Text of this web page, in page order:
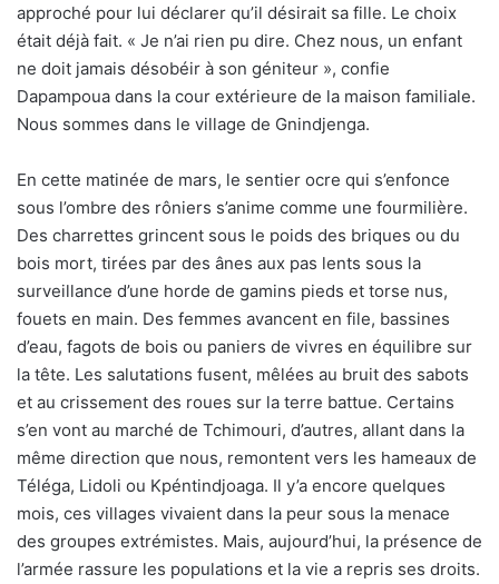
approché pour lui déclarer qu’il désirait sa fille. Le choix
était déjà fait. « Je n’ai rien pu dire. Chez nous, un enfant
ne doit jamais désobéir à son géniteur », confie
Dapampoua dans la cour extérieure de la maison familiale.
Nous sommes dans le village de Gnindjenga.
En cette matinée de mars, le sentier ocre qui s’enfonce
sous l’ombre des rôniers s’anime comme une fourmilière.
Des charrettes grincent sous le poids des briques ou du
bois mort, tirées par des ânes aux pas lents sous la
surveillance d’une horde de gamins pieds et torse nus,
fouets en main. Des femmes avancent en file, bassines
d’eau, fagots de bois ou paniers de vivres en équilibre sur
la tête. Les salutations fusent, mêlées au bruit des sabots
et au crissement des roues sur la terre battue. Certains
s’en vont au marché de Tchimouri, d’autres, allant dans la
même direction que nous, remontent vers les hameaux de
Téléga, Lidoli ou Kpéntindjoaga. Il y’a encore quelques
mois, ces villages vivaient dans la peur sous la menace
des groupes extrémistes. Mais, aujourd’hui, la présence de
l’armée rassure les populations et la vie a repris ses droits.